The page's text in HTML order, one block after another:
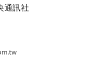
通訊社